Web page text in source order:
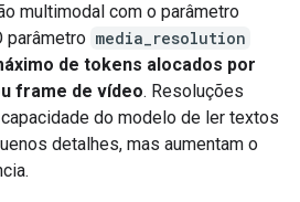
multimodal com o parâmetro
parâmetro media_resolution
de tokens alocados por
frame de vídeo. Resoluções
do modelo de ler textos
detalhes, mas aumentam o